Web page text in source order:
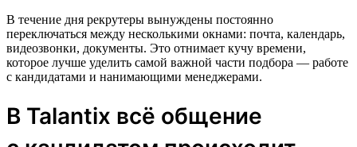
В течение дня рекрутеры вынуждены постоянно
переключаться между несколькими окнами: почта, календарь,
видеозвонки, документы. Это отнимает кучу времени,
которое лучше уделить самой важной части подбора — работе
с кандидатами и нанимающими менеджерами.
В Talantix всё общение